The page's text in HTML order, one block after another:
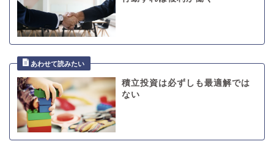
積立投資は必ずしも最適解では
ない